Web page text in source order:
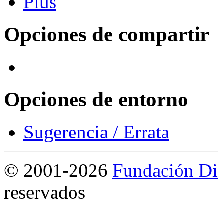
Opciones de compartir
Opciones de entorno
Sugerencia / Errata
© 2001-2026 Fundación
reservados